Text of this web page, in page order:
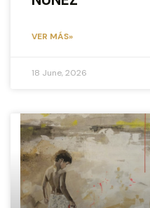
VER MÁS»
18 June, 2026